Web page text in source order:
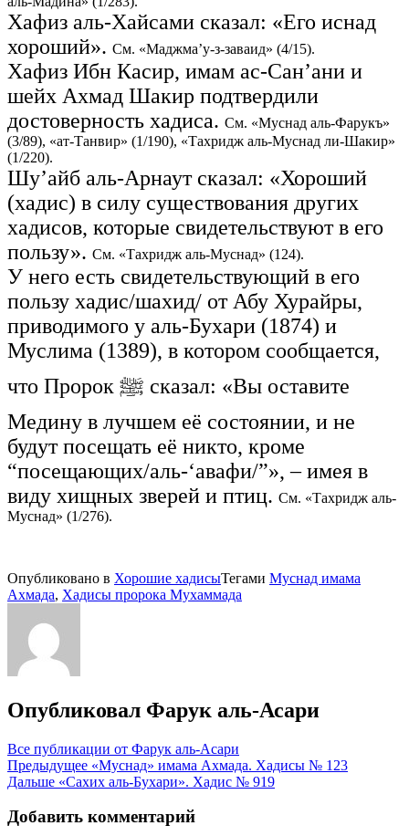
Хафиз аль-Хайсами сказал: «Его иснад
хороший». См. «Маджма’у-з-заваид» (4/15).
Хафиз Ибн Касир, имам ас-Сан’ани и
шейх Ахмад Шакир подтвердили
достоверность хадиса. См. «Муснад аль-Фарукъ»
(3/89), «ат-Танвир» (1/190), «Тахридж аль-Муснад ли-Шакир»
(1/220).
Шу’айб аль-Арнаут сказал: «Хороший
(хадис) в силу существования других
хадисов, которые свидетельствуют в его
пользу». См. «Тахридж аль-Муснад» (124).
У него есть свидетельствующий в его
пользу хадис/шахид/ от Абу Хурайры,
приводимого у аль-Бухари (1874) и
Муслима (1389), в котором сообщается,
что Пророк ﷺ сказал: «Вы оставите
Медину в лучшем её состоянии, и не
будут посещать её никто, кроме
“посещающих/аль-‘авафи/”», – имея в
виду хищных зверей и птиц. См. «Тахридж аль-
Муснад» (1/276).
Опубликовано в Хорошие хадисыТегами Муснад имама
Ахмада, Хадисы пророка Мухаммада
Опубликовал Фарук аль-Асари
Все публикации от Фарук аль-Асари
Навигация
по
записям
Предыдущее «Муснад» имама Ахмада. Хадисы № 123
Дальше «Сахих аль-Бухари». Хадис № 919
Добавить комментарий